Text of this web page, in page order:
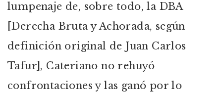
lumpenaje de, sobre todo, la DBA
[Derecha Bruta y Achorada, según
definición original de Juan Carlos
Tafur], Cateriano no rehuyó
confrontaciones y las ganó por lo